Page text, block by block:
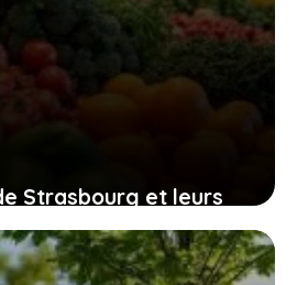
Strasbourg et leurs
regard sur Neuhof,
et Gare